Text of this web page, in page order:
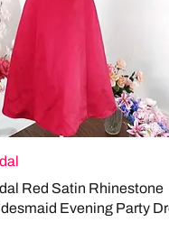
Red Satin Rhinestone
Evening Party